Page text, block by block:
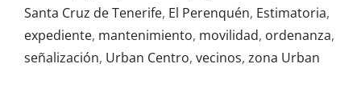
Santa Cruz de Tenerife, El Perenquén, Estimatoria,
expediente, mantenimiento, movilidad, ordenanza,
señalización, Urban Centro, vecinos, zona Urban